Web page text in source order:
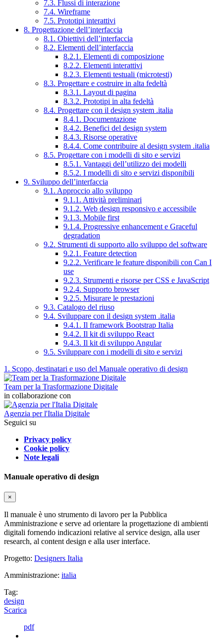
7.3. Flussi di interazione
7.4. Wireframe
7.5. Prototipi interattivi
8. Progettazione dell’interfaccia
8.1. Obiettivi dell’interfaccia
8.2. Elementi dell’interfaccia
8.2.1. Elementi di composizione
8.2.2. Elementi interattivi
8.2.3. Elementi testuali (microtesti)
8.3. Progettare e costruire in alta fedeltà
8.3.1. Layout di pagina
8.3.2. Prototipi in alta fedeltà
8.4. Progettare con il design system .italia
8.4.1. Documentazione
8.4.2. Benefici del design system
8.4.3. Risorse operative
8.4.4. Come contribuire al design system .italia
8.5. Progettare con i modelli di sito e servizi
8.5.1. Vantaggi dell’utilizzo dei modelli
8.5.2. I modelli di sito e servizi disponibili
9. Sviluppo dell’interfaccia
9.1. Approccio allo sviluppo
9.1.1. Attività preliminari
9.1.2. Web design responsivo e accessibile
9.1.3. Mobile first
9.1.4. Progressive enhancement e Graceful
degradation
9.2. Strumenti di supporto allo sviluppo del software
9.2.1. Feature detection
9.2.2. Verificare le feature disponibili con Can I
use
9.2.3. Strumenti e risorse per CSS e JavaScript
9.2.4. Supporto browser
9.2.5. Misurare le prestazioni
9.3. Catalogo del riuso
9.4. Sviluppare con il design system .italia
9.4.1. Il framework Bootstrap Italia
9.4.2. Il kit di sviluppo React
9.4.3. Il kit di sviluppo Angular
9.5. Sviluppare con i modelli di sito e servizi
1. Scopo, destinatari e uso del Manuale operativo di design
Team per la Trasformazione Digitale
in collaborazione con
Agenzia per l'Italia Digitale
Seguici su
Privacy policy
Cookie policy
Note legali
Manuale operativo di design
×
Il manuale è uno strumento di lavoro per la Pubblica
Amministrazione e serve ad orientare la progettazione di ambienti
digitali fornendo indicazioni relative al service design, alla user
research, al content design e alla user interface.
Progetto: Designers Italia
Amministrazione: italia
Tag:
design
Scarica
pdf